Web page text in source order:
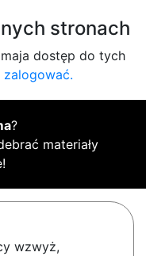
stronach
dostęp do tych
zalogować.
?
materiały
wzwyż,